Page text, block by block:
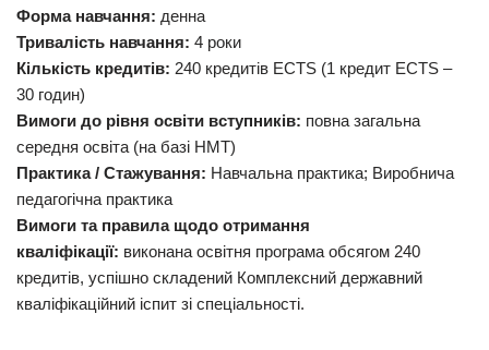
Форма навчання: денна
Тривалість навчання: 4 роки
Кількість кредитів: 240 кредитів ECTS (1 кредит ЕСТS –
30 годин)
Вимоги до рівня освіти вступників: повна загальна
середня освіта (на базі НМТ)
Практика / Стажування: Навчальна практика; Виробнича
педагогічна практика
Вимоги та правила щодо отримання
кваліфікації: виконана освітня програма обсягом 240
кредитів, успішно складений Комплексний державний
кваліфікаційний іспит зі спеціальності.